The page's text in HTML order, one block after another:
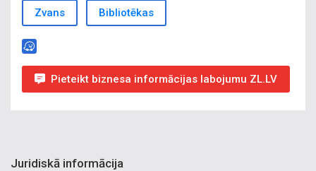
Zvans Bibliotēkas
Pieteikt biznesa informācijas labojumu ZL.LV
Juridiskā informācija